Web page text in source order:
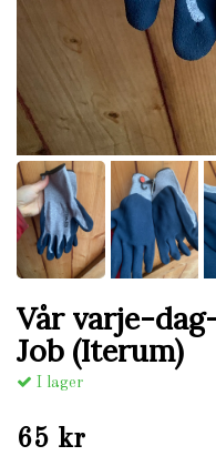
Vår varje-
Job (Iterum)
I lager
65 kr